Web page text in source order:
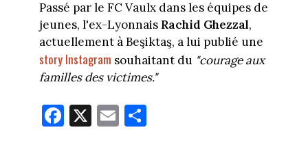
Passé par le FC Vaulx dans les équipes de
jeunes, l'ex-Lyonnais Rachid Ghezzal,
actuellement à Beşiktaş, a lui publié une
story Instagram souhaitant du "courage aux
familles des victimes."
Fa
ce
X E
m
Pa
rt